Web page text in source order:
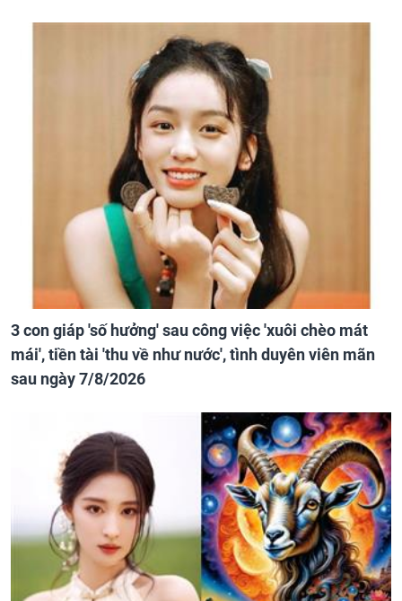
3 con giáp 'số hưởng' sau công việc 'xuôi chèo mát
mái', tiền tài 'thu về như nước', tình duyên viên mãn
sau ngày 7/8/2026